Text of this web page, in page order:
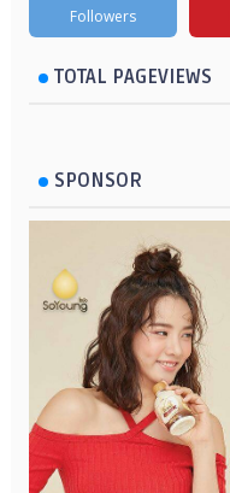
Followers
TOTAL PAGEVIEWS
SPONSOR